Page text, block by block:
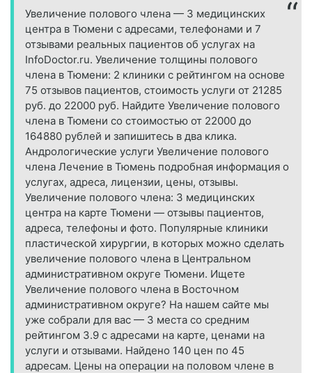
Увеличение полового члена — 3 медицинских
центра в Тюмени с адресами, телефонами и 7
отзывами реальных пациентов об услугах на
InfoDoctor.ru. Увеличение толщины полового
члена в Тюмени: 2 клиники с рейтингом на основе
75 отзывов пациентов, стоимость услуги от 21285
руб. до 22000 руб. Найдите Увеличение полового
члена в Тюмени со стоимостью от 22000 до
164880 рублей и запишитесь в два клика.
Андрологические услуги Увеличение полового
члена Лечение в Тюмень подробная информация о
услугах, адреса, лицензии, цены, отзывы.
Увеличение полового члена: 3 медицинских
центра на карте Тюмени — отзывы пациентов,
адреса, телефоны и фото. Популярные клиники
пластической хирургии, в которых можно сделать
увеличение полового члена в Центральном
административном округе Тюмени. Ищете
Увеличение полового члена в Восточном
административном округе? На нашем сайте мы
уже собрали для вас — 3 места со средним
рейтингом 3.9 с адресами на карте, ценами на
услуги и отзывами. Найдено 140 цен по 45
адресам. Цены на операции на половом члене в